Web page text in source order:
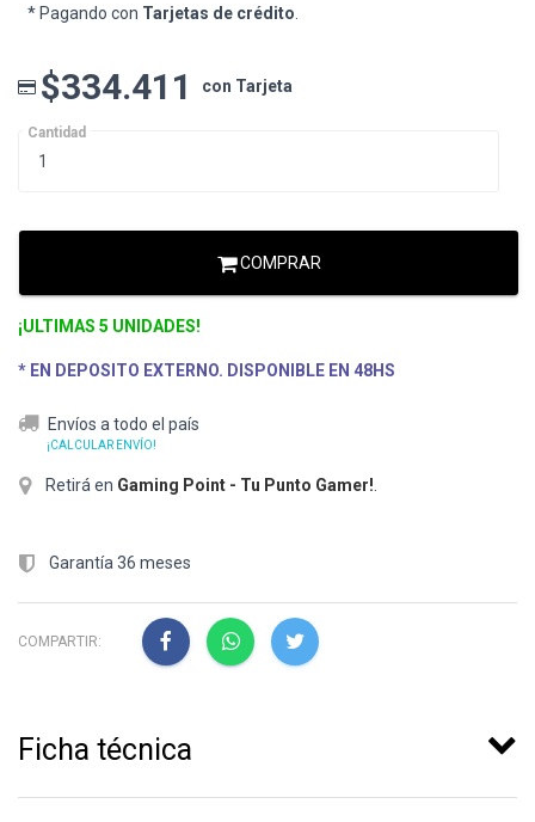
* Pagando con Tarjetas de crédito.
$334.411 con Tarjeta
Cantidad
COMPRAR
¡ULTIMAS 5 UNIDADES!
* EN DEPOSITO EXTERNO. DISPONIBLE EN 48HS
Envíos a todo el país
¡CALCULAR ENVÍO!
Retirá en Gaming Point - Tu Punto Gamer!
Garantía 36 meses
COMPARTIR:
Ficha técnica